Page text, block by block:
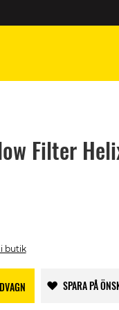
Filter
butik
SPARA PÅ